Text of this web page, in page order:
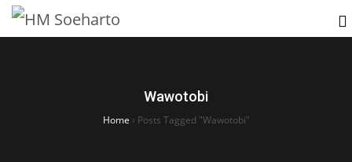
Wawotobi
Home › Posts Tagged "Wawotobi"